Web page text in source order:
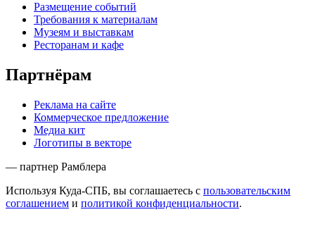
Размещение событий
Требования к материалам
Музеям и выставкам
Ресторанам и кафе
Партнёрам
Реклама на сайте
Коммерческое предложение
Медиа кит
Логотипы в векторе
— партнер Рамблера
Используя Куда-СПБ, вы соглашаетесь с пользовательским
соглашением и политикой конфиденциальности.